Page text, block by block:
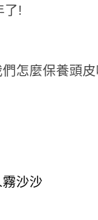
了!
怎麼保養頭
沙沙